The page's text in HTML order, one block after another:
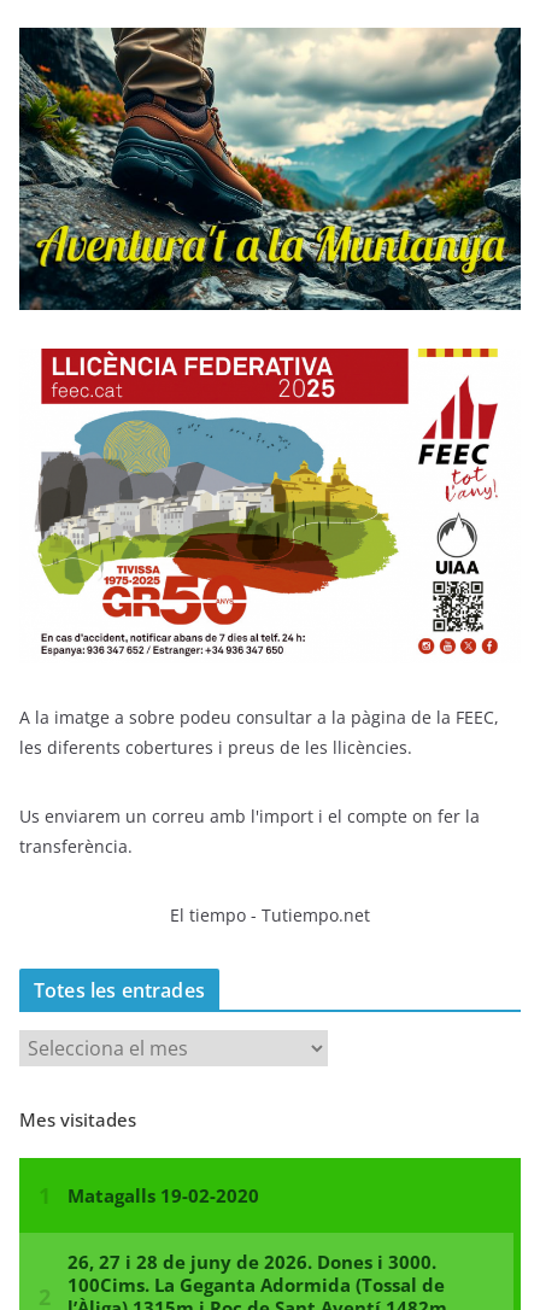
A la imatge a sobre podeu consultar a la pàgina de la FEEC,
les diferents cobertures i preus de les llicències.
Us enviarem un correu amb l'import i el compte on fer la
transferència.
El tiempo - Tutiempo.net
Totes les entrades
s
Mes visitades